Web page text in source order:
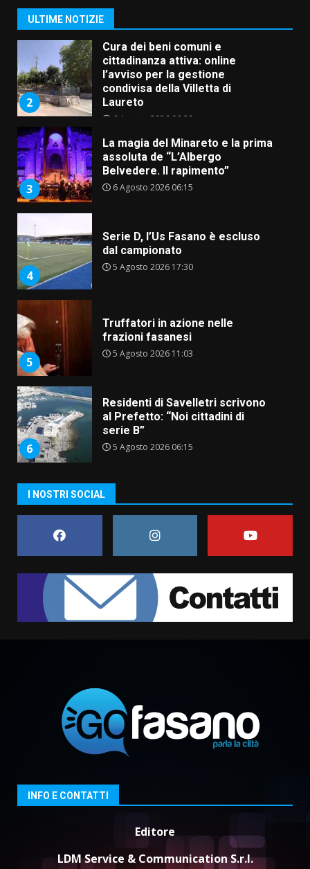
ULTIME NOTIZIE
1
2
Cura dei beni comuni e
cittadinanza attiva: online
l’avviso per la gestione
condivisa della Villetta di
Laureto
6 Agosto 2026 06:20
3
La magia del Minareto e la prima
assoluta de “L’Albergo
Belvedere. Il rapimento”
6 Agosto 2026 06:15
4
Serie D, l’Us Fasano è escluso
dal campionato
5 Agosto 2026 17:30
5
Truffatori in azione nelle
frazioni fasanesi
5 Agosto 2026 11:03
6
Residenti di Savelletri scrivono
al Prefetto: “Noi cittadini di
serie B”
5 Agosto 2026 06:15
Pesce Spada: appuntamento a
sabato 8 agosto
5 Agosto 2026 06:10
1
cittadina di Fratelli d’Italia,
pronta a tornare in Consiglio
comunale
condivisa della Villetta di
Laureto
6 Agosto 2026 06:20
3
La magia del Minareto e la prima
Serie D, l’Us Fasano è escluso
dal campionato
I NOSTRI SOCIAL
INFO E CONTATTI
Editore
LDM Service & Communication S.r.l.